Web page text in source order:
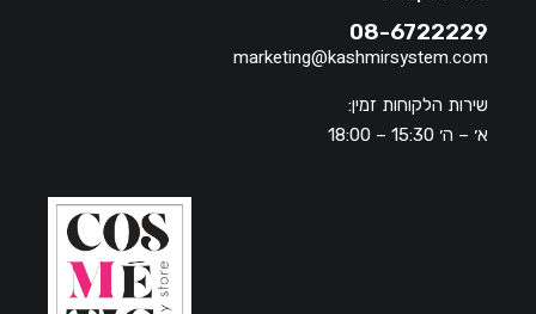
08-6722229
marketing@kashmirsystem.com
שירות הלקוחות זמין:
א׳ – ה׳ 15:30 – 18:00